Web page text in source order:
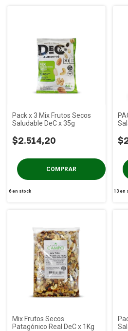
Pack x 3 Mix Frutos Secos
Saludable DeC x 35g
$2.514,20
6en stock 13 en
Mix Frutos Secos
Patagónico Real DeC x 1Kg